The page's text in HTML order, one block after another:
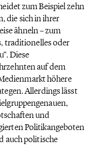
zum Beispiel zehn
die sich in ihrer
ähneln – zum
traditionelles oder
Diese
auf dem
höhere
Allerdings lässt
und
Politikangeboten
auch politische